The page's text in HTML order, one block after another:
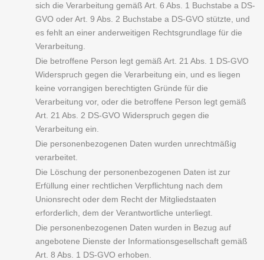
sich die Verarbeitung gemäß Art. 6 Abs. 1 Buchstabe a DS-
GVO oder Art. 9 Abs. 2 Buchstabe a DS-GVO stützte, und
es fehlt an einer anderweitigen Rechtsgrundlage für die
Verarbeitung.
Die betroffene Person legt gemäß Art. 21 Abs. 1 DS-GVO
Widerspruch gegen die Verarbeitung ein, und es liegen
keine vorrangigen berechtigten Gründe für die
Verarbeitung vor, oder die betroffene Person legt gemäß
Art. 21 Abs. 2 DS-GVO Widerspruch gegen die
Verarbeitung ein.
Die personenbezogenen Daten wurden unrechtmäßig
verarbeitet.
Die Löschung der personenbezogenen Daten ist zur
Erfüllung einer rechtlichen Verpflichtung nach dem
Unionsrecht oder dem Recht der Mitgliedstaaten
erforderlich, dem der Verantwortliche unterliegt.
Die personenbezogenen Daten wurden in Bezug auf
angebotene Dienste der Informationsgesellschaft gemäß
Art. 8 Abs. 1 DS-GVO erhoben.